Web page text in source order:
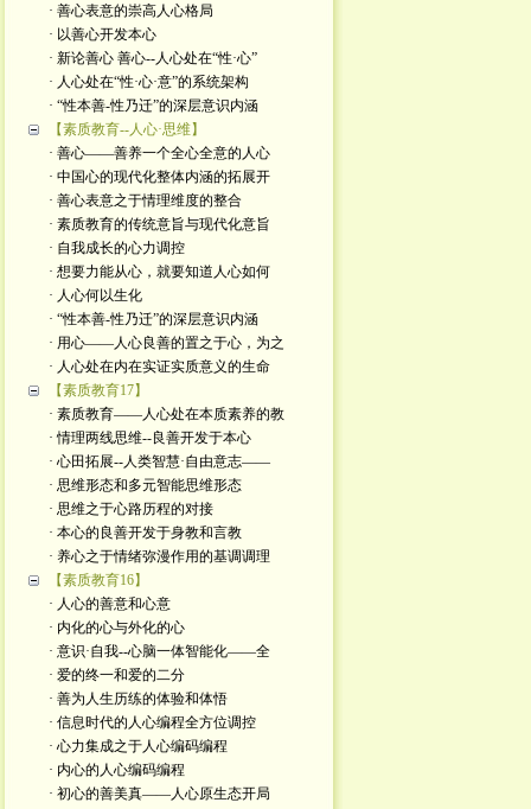
· 善心表意的崇高人心格局
· 以善心开发本心
· 新论善心 善心--人心处在“性·心”
· 人心处在“性·心·意”的系统架构
· “性本善-性乃迁”的深层意识内涵
【素质教育--人心·思维】
· 善心——善养一个全心全意的人心
· 中国心的现代化整体内涵的拓展开
· 善心表意之于情理维度的整合
· 素质教育的传统意旨与现代化意旨
· 自我成长的心力调控
· 想要力能从心，就要知道人心如何
· 人心何以生化
· “性本善-性乃迁”的深层意识内涵
· 用心——人心良善的置之于心，为之
· 人心处在内在实证实质意义的生命
【素质教育17】
· 素质教育——人心处在本质素养的教
· 情理两线思维--良善开发于本心
· 心田拓展--人类智慧·自由意志——
· 思维形态和多元智能思维形态
· 思维之于心路历程的对接
· 本心的良善开发于身教和言教
· 养心之于情绪弥漫作用的基调调理
【素质教育16】
· 人心的善意和心意
· 内化的心与外化的心 ​
· 意识·自我--心脑一体智能化——全
· 爱的终一和爱的二分
· 善为人生历练的体验和体悟
· 信息时代的人心编程全方位调控
· 心力集成之于人心编码编程
· 内心的人心编码编程
· 初心的善美真——人心原生态开局